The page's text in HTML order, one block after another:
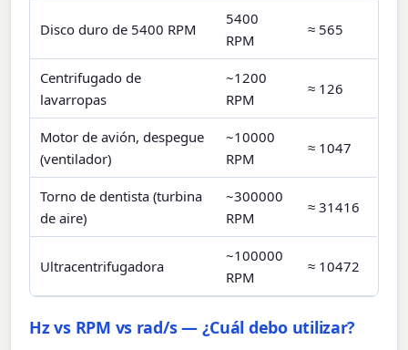
Disco duro de 5400 RPM
5400
RPM
≈ 565
Centrifugado de
lavarropas
~1200
RPM
≈ 126
Motor de avión, despegue
(ventilador)
~10000
RPM
≈ 1047
Torno de dentista (turbina
de aire)
~300000
RPM
≈ 31416
Ultracentrifugadora
~100000
RPM
≈ 10472
Hz vs RPM vs rad/s — ¿Cuál debo utilizar?